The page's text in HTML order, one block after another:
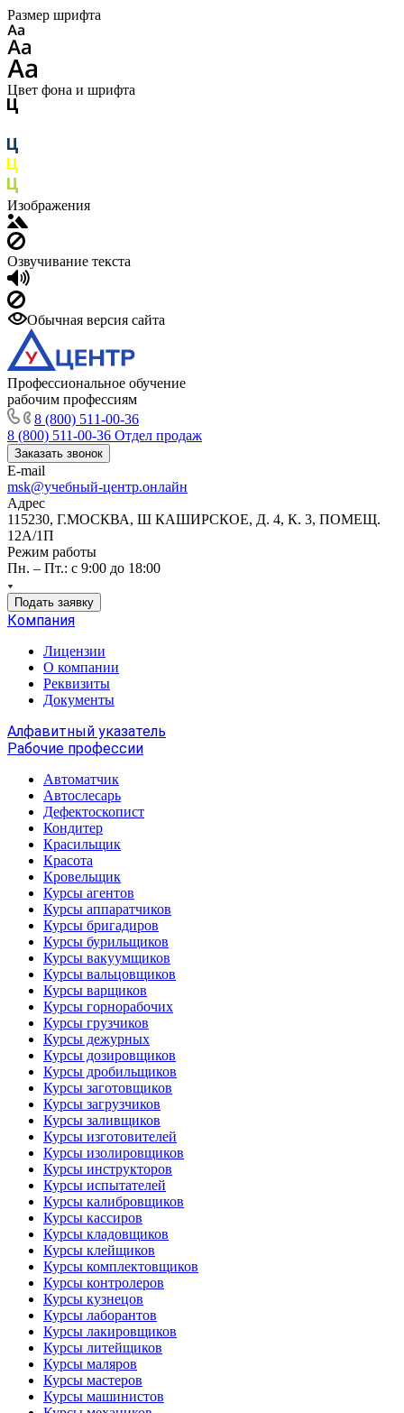
Размер шрифта
Цвет фона и шрифта
Изображения
Озвучивание текста
Обычная версия сайта
Профессиональное обучение
рабочим профессиям
8 (800) 511-00-36
8 (800) 511-00-36 Отдел продаж
Заказать звонок
E-mail
msk@учебный-центр.онлайн
Адрес
115230, Г.МОСКВА, Ш КАШИРСКОЕ, Д. 4, К. 3, ПОМЕЩ.
12А/1П
Режим работы
Пн. – Пт.: с 9:00 до 18:00
Подать заявку
Компания
Лицензии
О компании
Реквизиты
Документы
Алфавитный указатель
Рабочие профессии
Автоматчик
Автослесарь
Дефектоскопист
Кондитер
Красильщик
Красота
Кровельщик
Курсы агентов
Курсы аппаратчиков
Курсы бригадиров
Курсы бурильщиков
Курсы вакуумщиков
Курсы вальцовщиков
Курсы варщиков
Курсы горнорабочих
Курсы грузчиков
Курсы дежурных
Курсы дозировщиков
Курсы дробильщиков
Курсы заготовщиков
Курсы загрузчиков
Курсы заливщиков
Курсы изготовителей
Курсы изолировщиков
Курсы инструкторов
Курсы испытателей
Курсы калибровщиков
Курсы кассиров
Курсы кладовщиков
Курсы клейщиков
Курсы комплектовщиков
Курсы контролеров
Курсы кузнецов
Курсы лаборантов
Курсы лакировщиков
Курсы литейщиков
Курсы маляров
Курсы мастеров
Курсы машинистов